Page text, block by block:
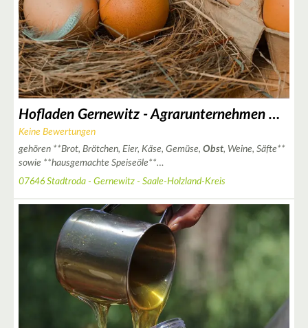
Hofladen Gernewitz - Agrarunternehmen Wöllmisse Schlöben
Keine Bewertungen
gehören **Brot, Brötchen, Eier, Käse, Gemüse, Obst, Weine, Säfte**
sowie **hausgemachte Speiseöle**…
07646 Stadtroda - Gernewitz - Saale-Holzland-Kreis
3
3
3
2